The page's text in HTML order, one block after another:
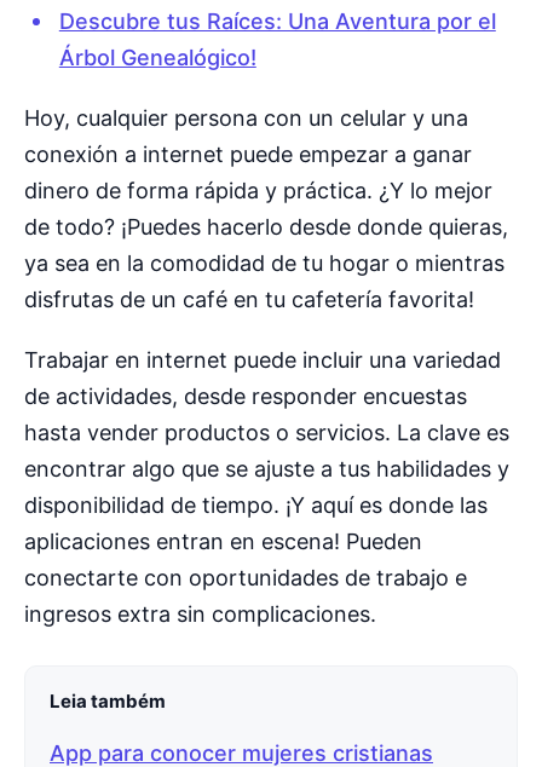
Descubre tus Raíces: Una Aventura por el
Árbol Genealógico!
Hoy, cualquier persona con un celular y una
conexión a internet puede empezar a ganar
dinero de forma rápida y práctica. ¿Y lo mejor
de todo? ¡Puedes hacerlo desde donde quieras,
ya sea en la comodidad de tu hogar o mientras
disfrutas de un café en tu cafetería favorita!
Trabajar en internet puede incluir una variedad
de actividades, desde responder encuestas
hasta vender productos o servicios. La clave es
encontrar algo que se ajuste a tus habilidades y
disponibilidad de tiempo. ¡Y aquí es donde las
aplicaciones entran en escena! Pueden
conectarte con oportunidades de trabajo e
ingresos extra sin complicaciones.
Leia também
App para conocer mujeres cristianas